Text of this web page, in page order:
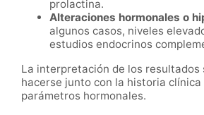
prolactina.
Alteraciones hormonales o
algunos casos, niveles
estudios endocrinos
La interpretación de los resultados
hacerse junto con la historia clínica
parámetros hormonales.